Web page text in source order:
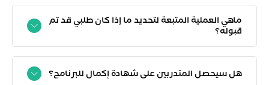
ماهي العملية المتبعة لتحديد ما إذا كان طلبي قد تم
قبوله؟
هل سيحصل المتدربين على شهادة إكمال للبرنامج؟